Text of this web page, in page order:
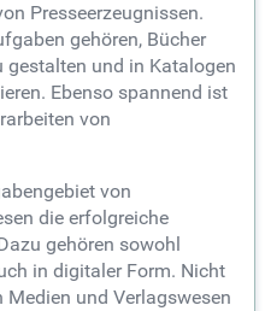
Presseerzeugnissen.
gehören, Bücher
gestalten und in Katalogen
Ebenso spannend ist
von
von
die erfolgreiche
gehören sowohl
in digitaler Form. Nicht
und Verlagswesen